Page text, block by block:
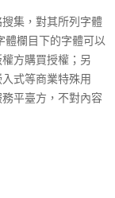
集，對其所列字體
體欄目下的字體可以
方購買授權；另
式等商業特殊用
平臺方，不對內容